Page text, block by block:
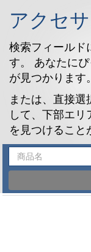
アクセ
検索フィールド
す。 あなたに
が見つかります
または、直接選
して、下部エリ
を見つけること